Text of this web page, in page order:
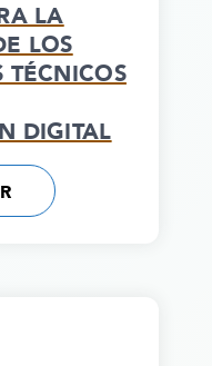
LA
LOS
TÉCNICOS
DIGITAL